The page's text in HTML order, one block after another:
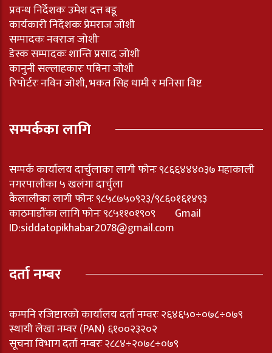
प्रवन्ध निर्देशकः उमेश दत्त बडू
कार्यकारी निर्देशकः प्रेमराज जोशी
सम्पादकः नवराज जोशीः
डेस्क सम्पादकः शान्ति प्रसाद जोशी
कानुनी सल्लाहकारः पबिना जोशी
रिपोर्टरः नविन जोशी, भकत सिह धामी र मनिसा विष्ट
सम्पर्कका लागि
सम्पर्क कार्यालय दार्चुलाका लागी फोनः ९८६६४४४०३७ महाकाली
नगरपालीका ५ खलंगा दार्चुला
कैलालीका लागी फोनः ९८५८७५०९२३/९८६०१६१४९३
काठमाडौंका लागि फोनः ९८५११०१९०९ Gmail
ID:siddatopikhabar2078@gmail.com
दर्ता नम्बर
कम्पनि रजिष्टारको कार्यालय दर्ता नम्वरः २६४६५०÷०७८÷०७९
स्थायी लेखा नम्वर (PAN) ६१००२३२०२
सूचना विभाग दर्ता नम्बरः २८८४÷२०७८÷०७९